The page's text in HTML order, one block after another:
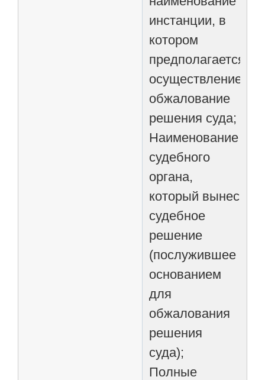
инстанции, в
котором
предполагается
осуществление
обжалование
решения суда;
Наименование
судебного
органа,
который вынес
судебное
решение
(послужившее
основанием
для
обжалования
решения
суда);
Полные